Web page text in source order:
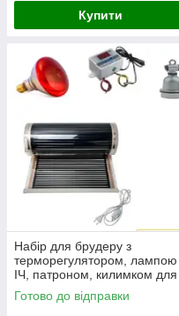
Купити
Набір для брудеру з
терморегулятором, лампою
ІЧ, патроном, килимком для
обігріву - №9
Готово до відправки